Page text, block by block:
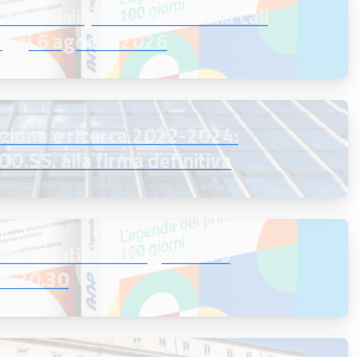
per accedere alla call
6 agosto 2026
e ricerca 2022-2024:
alla firma definitiva
informativa ANP giovedì 6
20.30